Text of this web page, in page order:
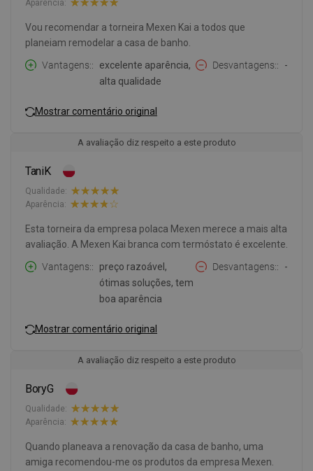
Aparência:
Vou recomendar a torneira Mexen Kai a todos que
planeiam remodelar a casa de banho.
Vantagens:
excelente aparência,
alta qualidade
Desvantagens: -
Mostrar comentário original
A avaliação diz respeito a este produto
TaniK
Qualidade:
Aparência:
Esta torneira da empresa polaca Mexen merece a mais alta
avaliação. A Mexen Kai branca com termóstato é excelente.
Vantagens:
preço razoável,
ótimas soluções, tem
boa aparência
Desvantagens: -
Mostrar comentário original
A avaliação diz respeito a este produto
BoryG
Qualidade:
Aparência:
Quando planeava a renovação da casa de banho, uma
amiga recomendou-me os produtos da empresa Mexen.